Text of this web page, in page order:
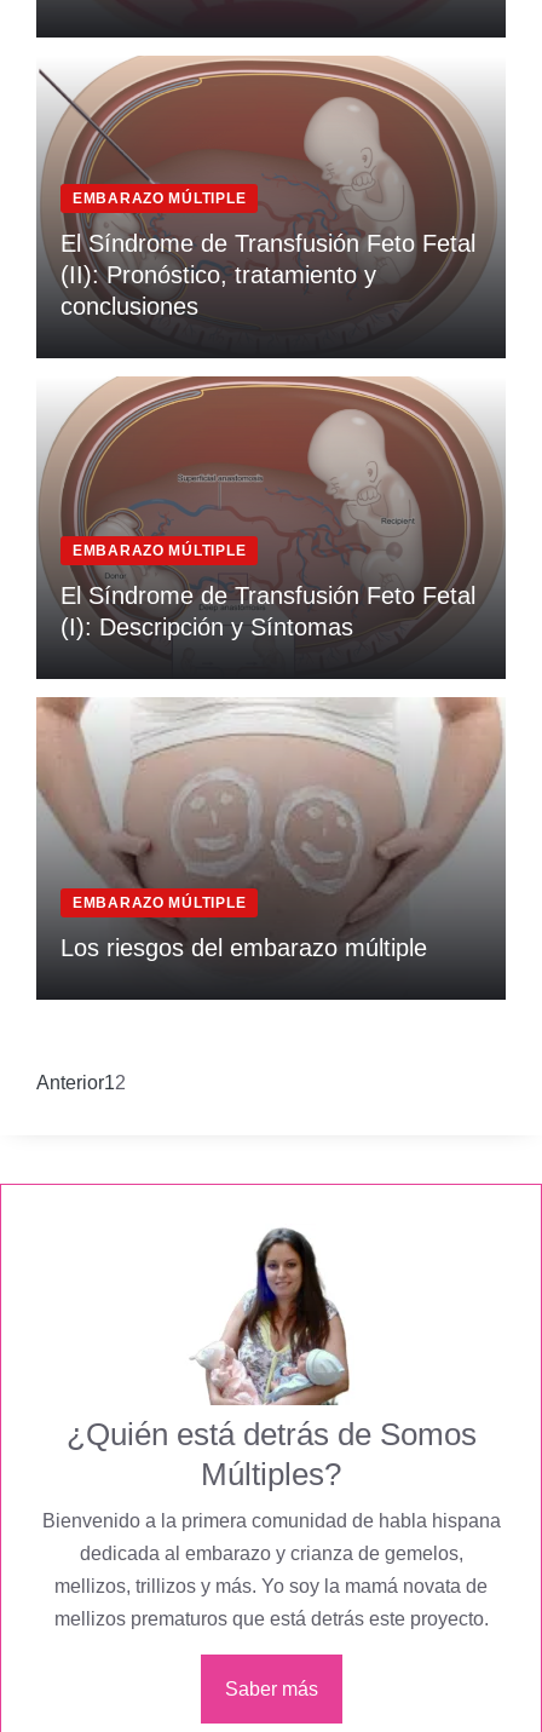
EMBARAZO MÚLTIPLE
El Síndrome de Transfusión Feto Fetal
(II): Pronóstico, tratamiento y
conclusiones
EMBARAZO MÚLTIPLE
El Síndrome de Transfusión Feto Fetal
(I): Descripción y Síntomas
EMBARAZO MÚLTIPLE
Los riesgos del embarazo múltiple
Anterior12
¿Quién está detrás de Somos
Múltiples?
Bienvenido a la primera comunidad de habla hispana
dedicada al embarazo y crianza de gemelos,
mellizos, trillizos y más. Yo soy la mamá novata de
mellizos prematuros que está detrás este proyecto.
Saber más